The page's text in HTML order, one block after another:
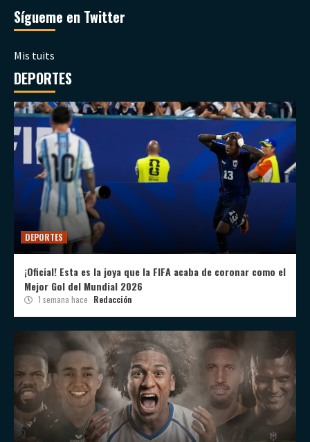
Sígueme en Twitter
Mis tuits
DEPORTES
DEPORTES
¡Oficial! Esta es la joya que la FIFA acaba de coronar como el
Mejor Gol del Mundial 2026
1 semana hace Redacción